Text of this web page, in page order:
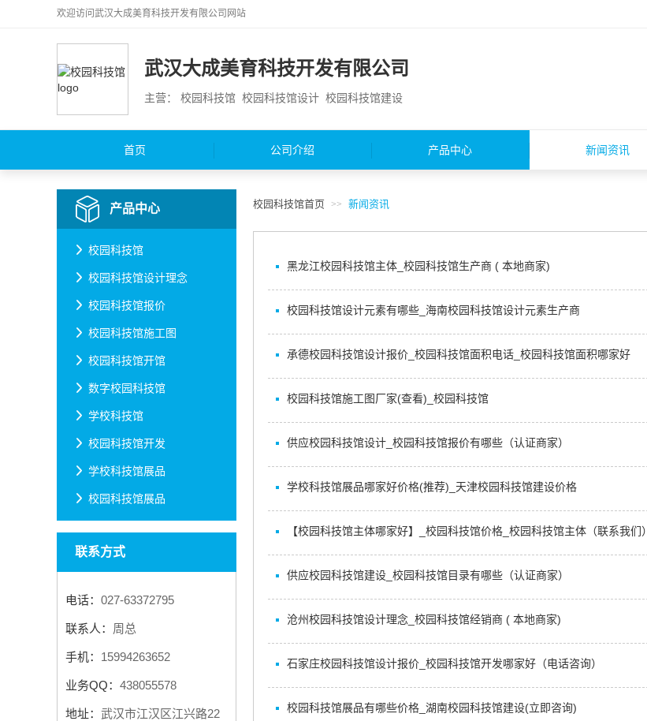
欢迎访问 武汉大成美育科技开发有限公司 网站
武汉大成美育科技开发有限公司
主营： 校园科技馆 校园科技馆设计 校园科技馆建设
首页 公司介绍 产品中心 新闻资讯
产品中心
校园科技馆
校园科技馆设计理念
校园科技馆报价
校园科技馆施工图
校园科技馆开馆
数字校园科技馆
学校科技馆
校园科技馆开发
学校科技馆展品
校园科技馆展品
联系方式
电话： 027-63372795
联系人： 周总
手机： 15994263652
业务QQ： 438055578
地址： 武汉市江汉区江兴路22
校园科技馆首页 >> 新闻资讯
黑龙江校园科技馆主体_校园科技馆生产商 ( 本地商家)
校园科技馆设计元素有哪些_海南校园科技馆设计元素生产商
承德校园科技馆设计报价_校园科技馆面积电话_校园科技馆面积哪家好
校园科技馆施工图厂家(查看)_校园科技馆
供应校园科技馆设计_校园科技馆报价有哪些（认证商家）
学校科技馆展品哪家好价格(推荐)_天津校园科技馆建设价格
【校园科技馆主体哪家好】_校园科技馆价格_校园科技馆主体（联系我们）
供应校园科技馆建设_校园科技馆目录有哪些（认证商家）
沧州校园科技馆设计理念_校园科技馆经销商 ( 本地商家)
石家庄校园科技馆设计报价_校园科技馆开发哪家好（电话咨询）
校园科技馆展品有哪些价格_湖南校园科技馆建设(立即咨询)